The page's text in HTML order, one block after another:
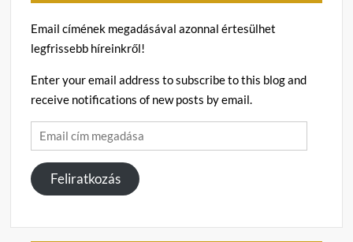
Email címének megadásával azonnal értesülhet
legfrissebb híreinkről!
Enter your email address to subscribe to this blog and
receive notifications of new posts by email.
Email
cím
megadása
Feliratkozás